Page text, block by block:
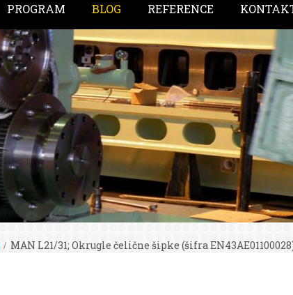
PROGRAM BLOG REFERENCE
MAN L21/31; Okrugle čelične šipke (šifra